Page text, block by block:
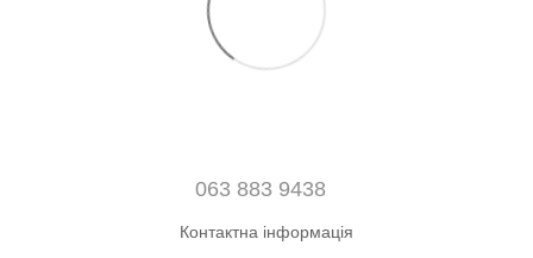
063 883 9438
Контактна інформація